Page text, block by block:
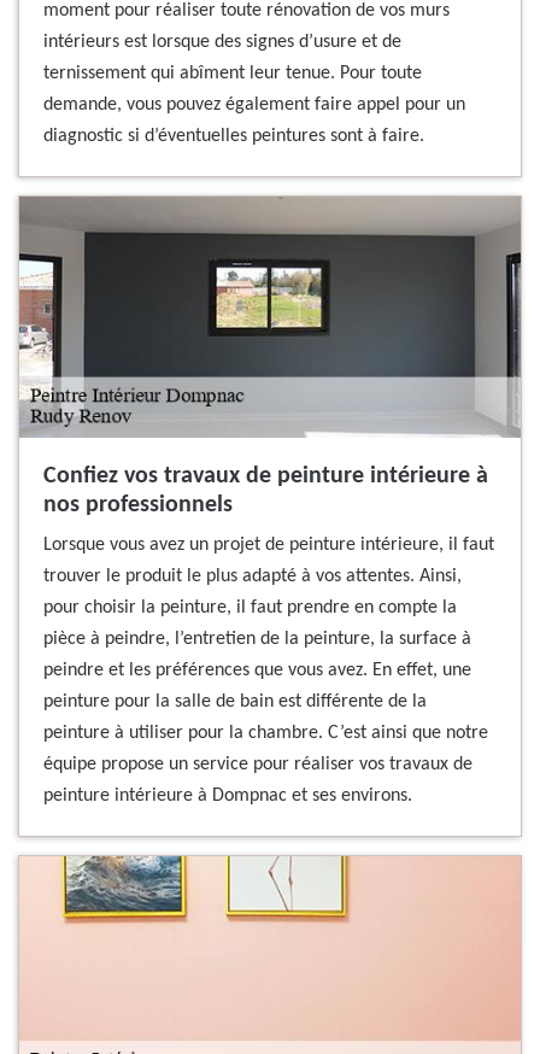
moment pour réaliser toute rénovation de vos murs
intérieurs est lorsque des signes d’usure et de
ternissement qui abîment leur tenue. Pour toute
demande, vous pouvez également faire appel pour un
diagnostic si d’éventuelles peintures sont à faire.
Confiez vos travaux de peinture intérieure à
nos professionnels
Lorsque vous avez un projet de peinture intérieure, il faut
trouver le produit le plus adapté à vos attentes. Ainsi,
pour choisir la peinture, il faut prendre en compte la
pièce à peindre, l’entretien de la peinture, la surface à
peindre et les préférences que vous avez. En effet, une
peinture pour la salle de bain est différente de la
peinture à utiliser pour la chambre. C’est ainsi que notre
équipe propose un service pour réaliser vos travaux de
peinture intérieure à Dompnac et ses environs.